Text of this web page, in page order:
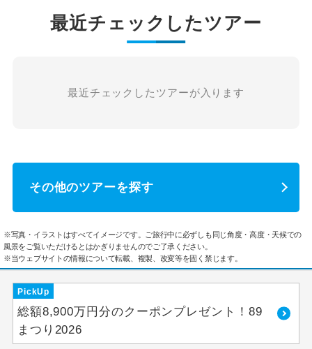
最近チェックしたツアー
最近チェックしたツアーが入ります
その他のツアーを探す
※写真・イラストはすべてイメージです。ご旅行中に必ずしも同じ角度・高度・天候での
風景をご覧いただけるとはかぎりませんのでご了承ください。
※当ウェブサイトの情報について転載、複製、改変等を固く禁じます。
PickUp
総額8,900万円分のクーポンプレゼント！89
まつり2026